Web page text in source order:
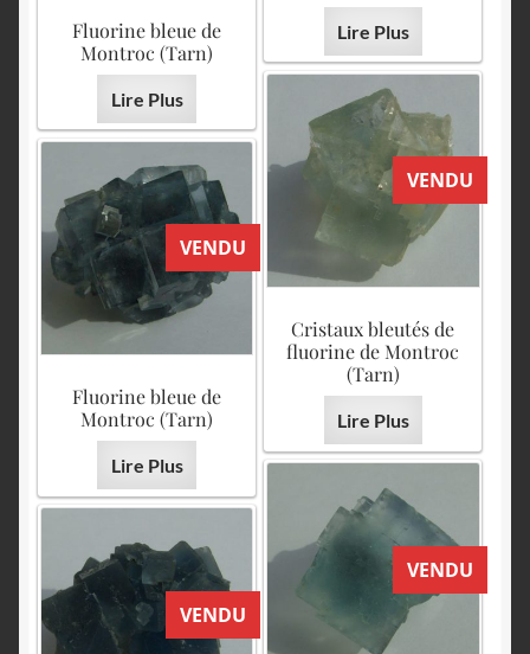
Lire Plus
Fluorine bleue de
Montroc (Tarn)
Lire Plus
VENDU
Cristaux bleutés de
fluorine de Montroc
(Tarn)
Lire Plus
VENDU
Fluorine bleue de
Montroc (Tarn)
Lire Plus
VENDU
VENDU